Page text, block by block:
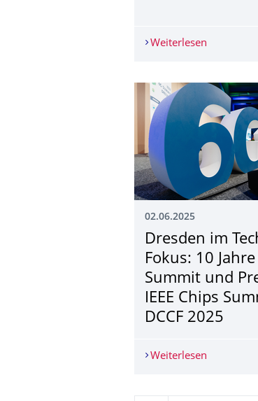
Weiterlesen Institut
02.06.2025
Dresden im
Fokus: 10 Jahre
Summit und
IEEE Chips
DCCF 2025
Weiterlesen Dresden